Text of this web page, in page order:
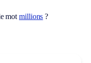
motmillions ?